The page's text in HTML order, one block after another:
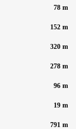
78 m
152 m
320 m
278 m
96 m
19 m
791 m